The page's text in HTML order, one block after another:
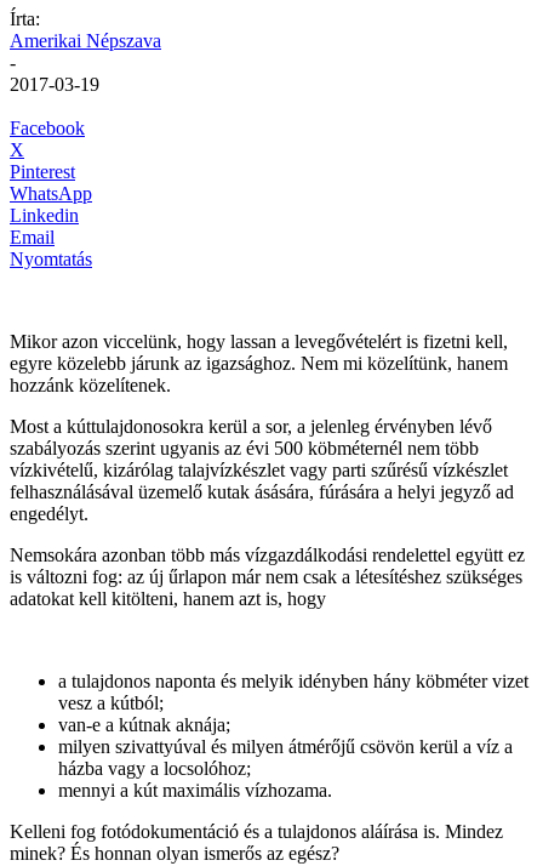
Írta:
Amerikai Népszava
-
2017-03-19
Facebook
X
Pinterest
WhatsApp
Linkedin
Email
Nyomtatás
Mikor azon viccelünk, hogy lassan a levegővételért is fizetni kell,
egyre közelebb járunk az igazsághoz. Nem mi közelítünk, hanem
hozzánk közelítenek.
Most a kúttulajdonosokra kerül a sor, a jelenleg érvényben lévő
szabályozás szerint ugyanis az évi 500 köbméternél nem több
vízkivételű, kizárólag talajvízkészlet vagy parti szűrésű vízkészlet
felhasználásával üzemelő kutak ásására, fúrására a helyi jegyző ad
engedélyt.
Nemsokára azonban több más vízgazdálkodási rendelettel együtt ez
is változni fog: az új űrlapon már nem csak a létesítéshez szükséges
adatokat kell kitölteni, hanem azt is, hogy
a tulajdonos naponta és melyik idényben hány köbméter vizet
vesz a kútból;
van-e a kútnak aknája;
milyen szivattyúval és milyen átmérőjű csövön kerül a víz a
házba vagy a locsolóhoz;
mennyi a kút maximális vízhozama.
Kelleni fog fotódokumentáció és a tulajdonos aláírása is. Mindez
minek? És honnan olyan ismerős az egész?